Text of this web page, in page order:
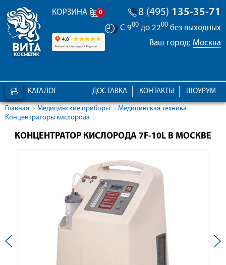
КОРЗИНА 0 8 (495) 135-35-71
С 900 до 2200 без выходных
Ваш город: Москва
КАТАЛОГ ШОУРУМ
КОНТАКТЫ
ДОСТАВКА
Главная Медицинские приборы
Медицинская техника
Концентраторы кислорода
КОНЦЕНТРАТОР КИСЛОРОДА 7F-10L В МОСКВЕ